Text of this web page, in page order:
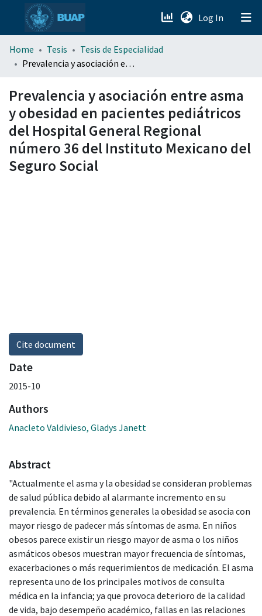
Log In (current)
menu.section.about_menu
Home Tesis
Tesis de Especialidad
Prevalencia y asociación entre asma y obesidad en pacientes pediátricos del Hospital General Regional número 36 del Instituto Mexicano del Seguro Social
Prevalencia y asociación entre asma
y obesidad en pacientes pediátricos
del Hospital General Regional
número 36 del Instituto Mexicano del
Seguro Social
Cite document
Date
2015-10
Authors
Anacleto Valdivieso, Gladys Janett
Abstract
"Actualmente el asma y la obesidad se consideran problemas
de salud pública debido al alarmante incremento en su
prevalencia. En términos generales la obesidad se asocia con
mayor riesgo de padecer más síntomas de asma. En niños
obesos parece existir un riesgo mayor de asma o los niños
asmáticos obesos muestran mayor frecuencia de síntomas,
exacerbaciones o más requerimientos de medicación. El asma
representa uno de los principales motivos de consulta
médica en la infancia; ya que provoca deterioro de la calidad
de vida, bajo desempeño académico, fallas en las relaciones